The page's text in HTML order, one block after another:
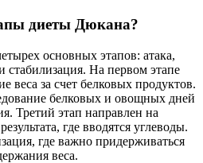
диеты Дюкана?
основных этапов: атака,
стабилизация. На первом этапе
веса за счет белковых продуктов.
белковых и овощных дней
Третий этап направлен на
где вводятся углеводы.
где важно придерживаться
веса.